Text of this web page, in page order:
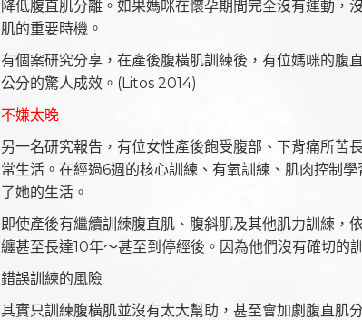
降低腹直肌分離。如果媽咪在懷孕期間完全沒有運動，
肌的重要時機。
有個案研究分享，在產後腹橫肌訓練後，有位媽咪的腹
公分的驚人成效。(Litos 2014)
不嫌太晚
另一名研究報告，有位女性產後飽受腹部、下背痛所苦
常生活。在經過6週的核心訓練、有氧訓練、肌肉控制
了她的生活。
即使產後有繼續訓練腹直肌、腹斜肌及其他肌力訓練，
纏甚至長達10年～甚至到停經後。因為他們沒有確切的
錯誤訓練的風險
其實只訓練腹橫肌並沒有太大幫助，甚至會加劇腹直肌